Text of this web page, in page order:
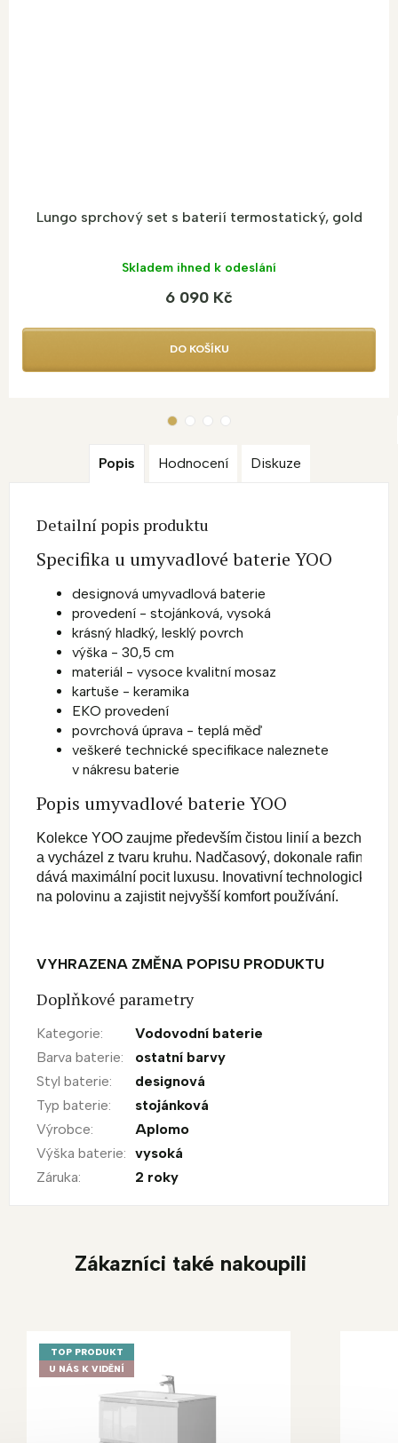
Lungo sprchový set s baterií termostatický, gold
Skladem ihned k odeslání
6 090 Kč
DO KOŠÍKU
Popis Hodnocení Diskuze
Detailní popis produktu
Specifika u umyvadlové baterie YOO
designová umyvadlová baterie
provedení - stojánková, vysoká
krásný hladký, lesklý povrch
výška - 30,5 cm
materiál - vysoce kvalitní mosaz
kartuše - keramika
EKO provedení
povrchová úprava - teplá měď
veškeré technické specifikace naleznete
v nákresu baterie
Popis umyvadlové baterie YOO
Kolekce YOO zaujme především čistou linií a
a vycházel z tvaru kruhu. Nadčasový, dokonale
dává maximální pocit luxusu. Inovativní technologická
na polovinu a zajistit nejvyšší komfort používání.
VYHRAZENA ZMĚNA POPISU PRODUKTU
Doplňkové parametry
Kategorie:
Vodovodní baterie
Barva baterie:
ostatní barvy
Styl baterie:
designová
Typ baterie:
stojánková
Výrobce:
Aplomo
Výška baterie: vysoká
Záruka: 2 roky
Zákazníci také nakoupili
TOP PRODUKT
U NÁS K VIDĚNÍ